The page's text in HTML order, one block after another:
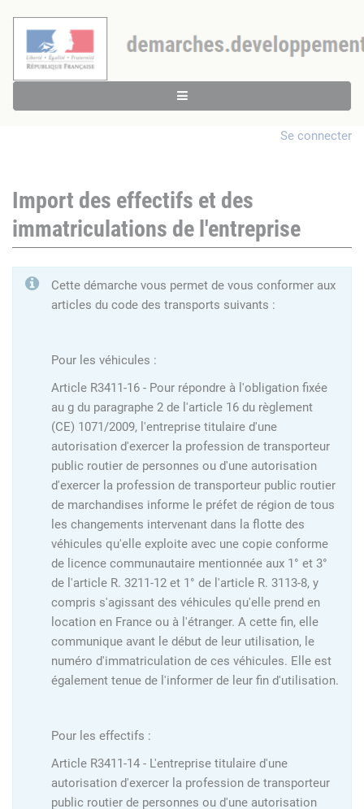
Se connecter
Import des effectifs et des
immatriculations de l'entreprise
Cette démarche vous permet de vous conformer aux
articles du code des transports suivants :
Pour les véhicules :
Article R3411-16 - Pour répondre à l'obligation fixée
au g du paragraphe 2 de l'article 16 du règlement
(CE) 1071/2009, l'entreprise titulaire d'une
autorisation d'exercer la profession de transporteur
public routier de personnes ou d'une autorisation
d'exercer la profession de transporteur public routier
de marchandises informe le préfet de région de tous
les changements intervenant dans la flotte des
véhicules qu'elle exploite avec une copie conforme
de licence communautaire mentionnée aux 1° et 3°
de l'article R. 3211-12 et 1° de l'article R. 3113-8, y
compris s'agissant des véhicules qu'elle prend en
location en France ou à l'étranger. A cette fin, elle
communique avant le début de leur utilisation, le
numéro d'immatriculation de ces véhicules. Elle est
également tenue de l'informer de leur fin d'utilisation.
Pour les effectifs :
Article R3411-14 - L'entreprise titulaire d'une
autorisation d'exercer la profession de transporteur
public routier de personnes ou d'une autorisation